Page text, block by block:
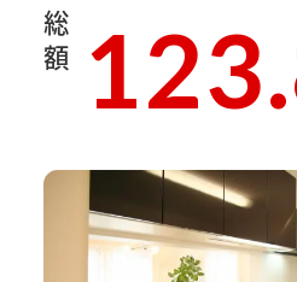
総
額